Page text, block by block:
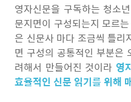
영자신문을 구독하는 청소
문지면이 구성되는지 모르
은 신문사 마다 조금씩 틀리
면 구성의 공통적인 부분은
려해서 만들어진 것이라 영
효율적인 신문 읽기를 위해